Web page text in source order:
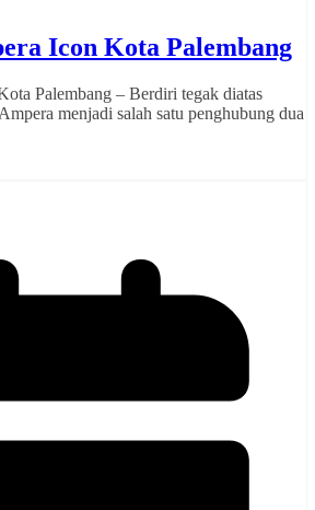
Icon Kota Palembang
Palembang – Berdiri tegak diatas
menjadi salah satu penghubung dua